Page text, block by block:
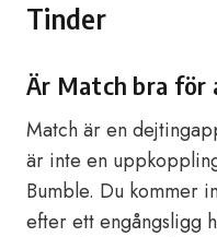
Tinder
Är Match bra
Match är en
är inte en
Bumble. Du kommer
efter ett engångsligg